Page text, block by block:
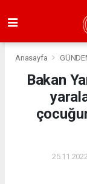
Anasayfa
Bakan